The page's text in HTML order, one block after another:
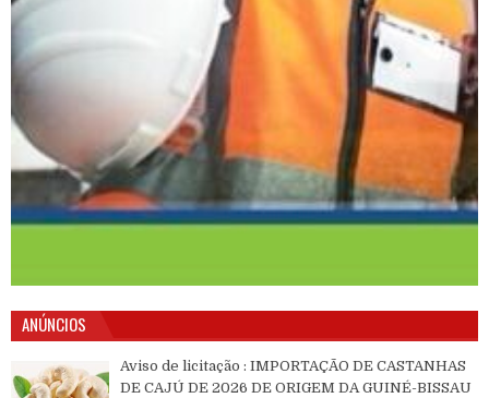
ANÚNCIOS
Aviso de licitação : IMPORTAÇÃO DE CASTANHAS
DE CAJÚ DE 2026 DE ORIGEM DA GUINÉ-BISSAU